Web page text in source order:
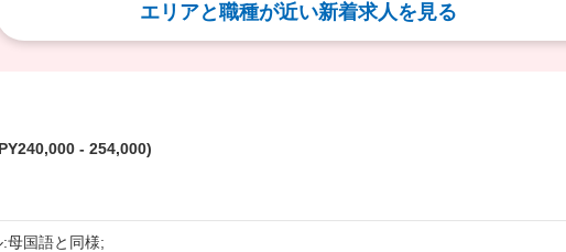
エリアと職種が近い新着求人を見る
- 254,000)
母国語と同様;